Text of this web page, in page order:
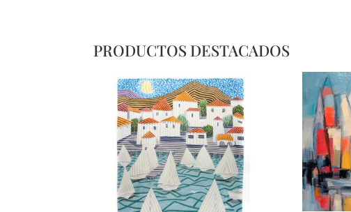
PRODUCTOS DESTACADOS